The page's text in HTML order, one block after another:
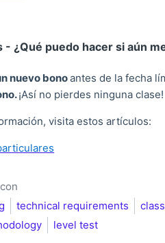
- ¿Qué puedo hacer si aún
nuevo bonoantes de la fecha
¡Así no pierdes ninguna clase!
visita estos artículos:
technical requirements
level test